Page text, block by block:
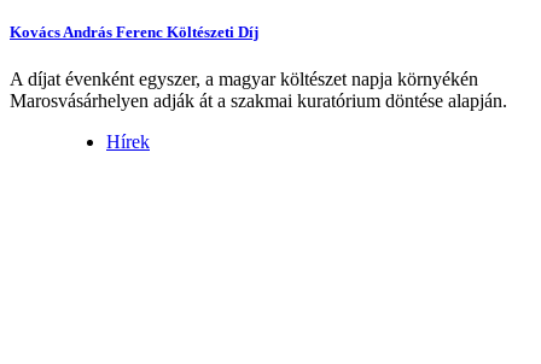
Kovács András Ferenc Költészeti Díj
A díjat évenként egyszer, a magyar költészet napja környékén
Marosvásárhelyen adják át a szakmai kuratórium döntése alapján.
Hírek